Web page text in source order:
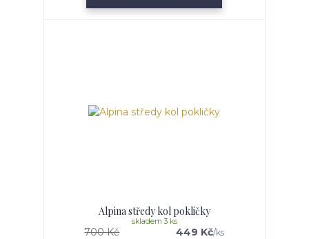
Alpina středy kol pokličky
700 Kč 449 Kč/ks
skladem 3 ks